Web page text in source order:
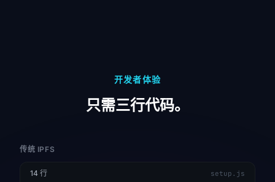
开发者体验
只需三行代码。
传统 IPFS
14 行 setup.js